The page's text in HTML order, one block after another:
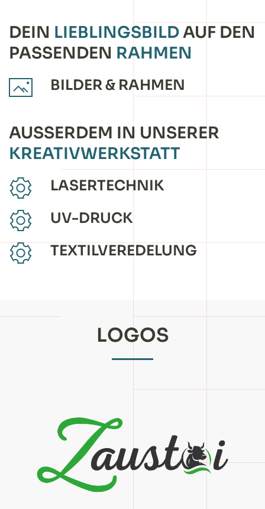
DEIN LIEBLINGSBILDAUF DEN
PASSENDEN RAHMEN
BILDER & RAHMEN
AUSSERDEM IN UNSERER
KREATIVWERKSTATT
LASERTECHNIK
UV-DRUCK
TEXTILVEREDELUNG
LOGOS